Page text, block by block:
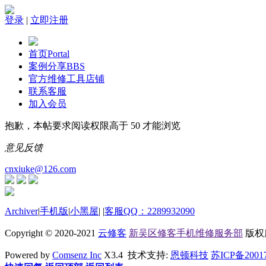
登录 | 立即注册
首页Portal
案例分享BBS
官方维修工具店铺
联系客服
加入会员
抱歉，本帖要求阅读权限高于 50 才能浏览
意见反馈
cnxiuke@126.com
Archiver|手机版|小黑屋| |客服QQ：2289932090
Copyright © 2020-2021 云修客 新吴区修客手机维修服务部 版权
Powered by Comsenz Inc X3.4 技术支持: 恩顿科技 苏ICP备